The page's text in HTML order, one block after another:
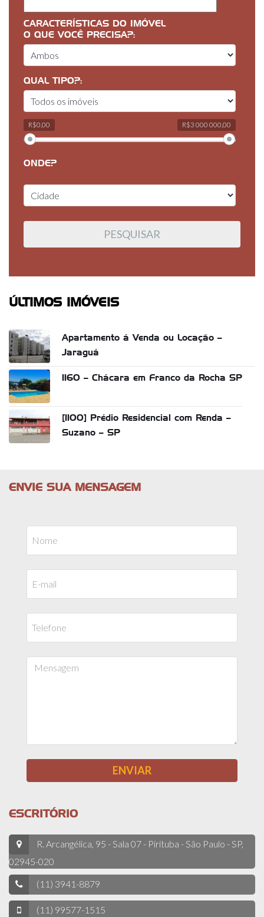
CARACTERÍSTICAS DO IMÓVEL
O QUE VOCÊ PRECISA?:
QUAL TIPO?:
R$0,00 R$3 000 000,00
ONDE?
ÚLTIMOS IMÓVEIS
Apartamento á Venda ou Locação –
Jaraguá
1160 – Chácara em Franco da Rocha SP
[1100] Prédio Residencial com Renda –
Suzano – SP
ENVIE SUA MENSAGEM
ESCRITÓRIO
R. Arcangélica, 95 - Sala 07 - Pirituba - São Paulo - SP,
02945-020
(11) 3941-8879
(11) 99577-1515